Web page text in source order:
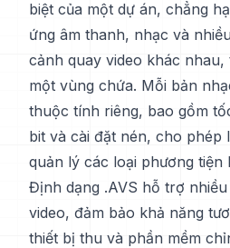
biệt của một dự án, chẳng
ứng âm thanh, nhạc và
cảnh quay video khác
một vùng chứa. Mỗi bản
thuộc tính riêng, bao gồm
bit và cài đặt nén, cho phép
quản lý các loại phương tiện
Định dạng .AVS hỗ trợ
video, đảm bảo khả năng
thiết bị thu và phần mềm